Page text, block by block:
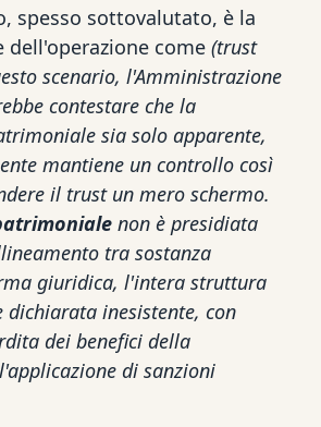
spesso sottovalutato, è la
dell'operazione come (trust
scenario, l'Amministrazione
contestare che la
sia solo apparente,
mantiene un controllo così
il trust un mero schermo.
non è presidiata
tra sostanza
giuridica, l'intera struttura
dichiarata inesistente, con
dei benefici della
di sanzioni